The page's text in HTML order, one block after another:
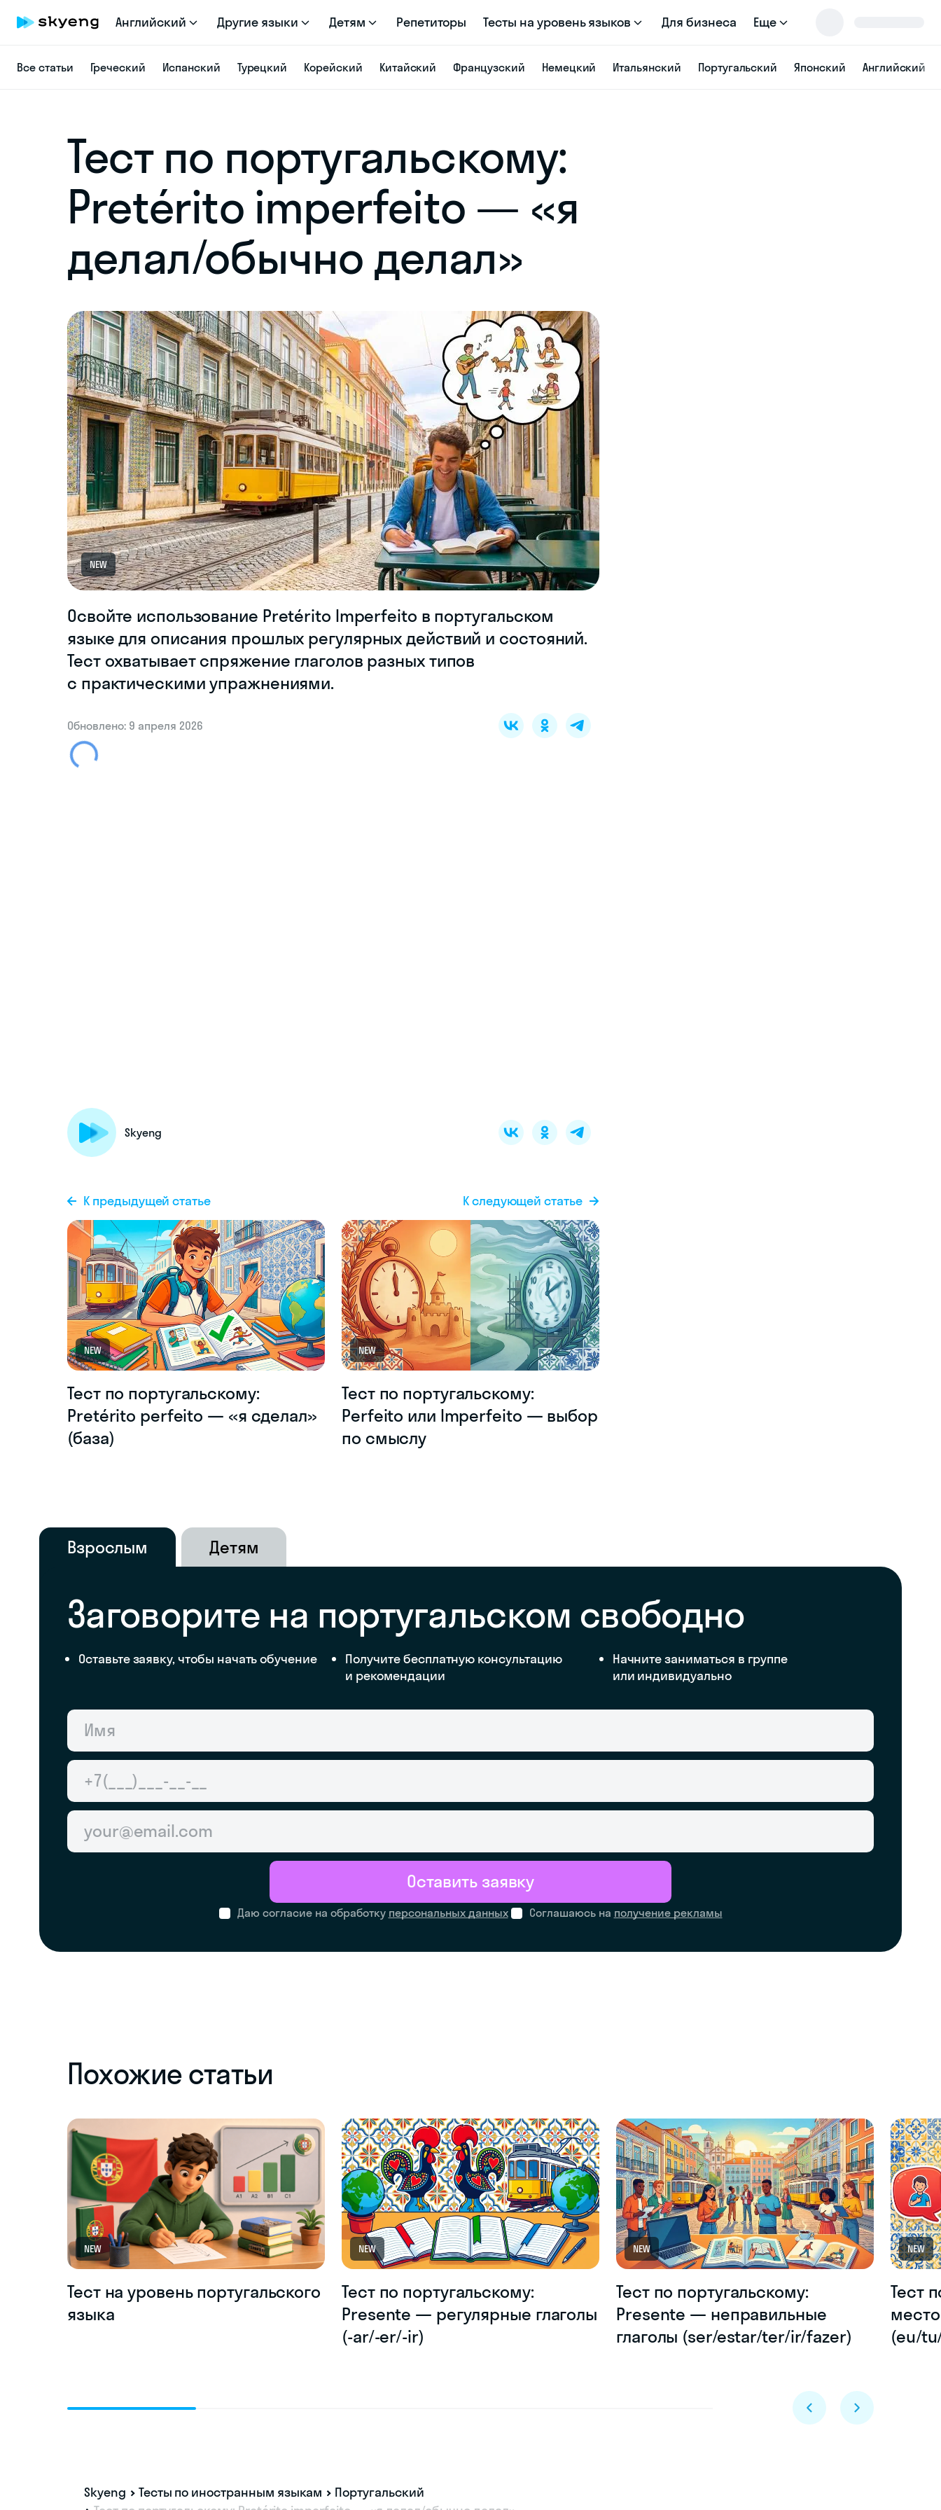
Английский Другие языки Детям Репетиторы Тесты на уровень языков Для бизнеса Еще
Все статьи Греческий Испанский Турецкий Корейский Китайский Французский Немецкий Итальянский Португальский Японский Английский
Тест по португальскому:
Pretérito imperfeito — «я
делал/обычно делал»
NEW
Освойте использование Pretérito Imperfeito в португальском
языке для описания прошлых регулярных действий и состояний.
Тест охватывает спряжение глаголов разных типов
с практическими упражнениями.
Обновлено: 9 апреля 2026
Skyeng
К предыдущей статье
NEW
Тест по португальскому:
Pretérito perfeito — «я сделал»
(база)
К следующей статье
NEW
Тест по португальскому:
Perfeito или Imperfeito — выбор
по смыслу
Взрослым Детям
Заговорите на португальском свободно
Оставьте заявку, чтобы начать обучение
Получите бесплатную консультацию
и рекомендации
Начните заниматься в группе
или индивидуально
Даю согласие на обработку персональных данных Соглашаюсь на получение рекламы
Оставить заявку
Похожие статьи
NEW
Тест на уровень португальского
языка
NEW
Тест по португальскому:
Presente — регулярные глаголы
(-ar/-er/-ir)
NEW
Тест по португальскому:
Presente — неправильные
глаголы (ser/estar/ter/ir/fazer)
NEW
Тест
(eu/
Skyeng Тесты по иностранным языкам
Португальский